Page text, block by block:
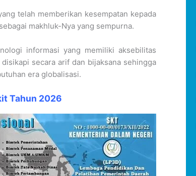
telah memberikan kesempatan kepada
makhluk-Nya yang sempurna.
informasi yang memiliki aksebilitas
secara arif dan bijaksana sehingga
era globalisasi.
Tahun 2026